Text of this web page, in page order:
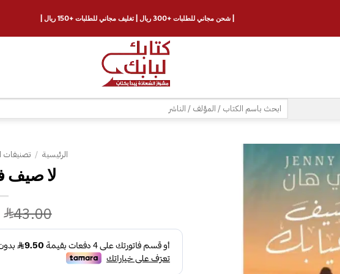
البحث
عن:
الرئيسية / تصنيفات
لا صيف
43.00
| شحن مجاني للطلبات +300 ريال | تغليف مجاني للطلبات +150 ريال |